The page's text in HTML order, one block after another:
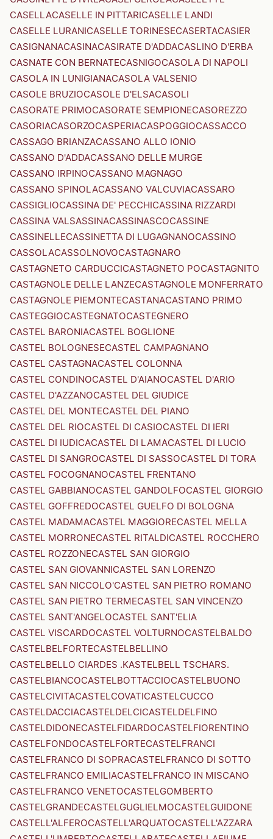
CASELLACASELLE IN PITTARICASELLE LANDI
CASELLE LURANICASELLE TORINESECASERTACASIER
CASIGNANACASINACASIRATE D'ADDACASLINO D'ERBA
CASNATE CON BERNATECASNIGOCASOLA DI NAPOLI
CASOLA IN LUNIGIANACASOLA VALSENIO
CASOLE BRUZIOCASOLE D'ELSACASOLI
CASORATE PRIMOCASORATE SEMPIONECASOREZZO
CASORIACASORZOCASPERIACASPOGGIOCASSACCO
CASSAGO BRIANZACASSANO ALLO IONIO
CASSANO D'ADDACASSANO DELLE MURGE
CASSANO IRPINOCASSANO MAGNAGO
CASSANO SPINOLACASSANO VALCUVIACASSARO
CASSIGLIOCASSINA DE' PECCHICASSINA RIZZARDI
CASSINA VALSASSINACASSINASCOCASSINE
CASSINELLECASSINETTA DI LUGAGNANOCASSINO
CASSOLACASSOLNOVOCASTAGNARO
CASTAGNETO CARDUCCICASTAGNETO POCASTAGNITO
CASTAGNOLE DELLE LANZECASTAGNOLE MONFERRATO
CASTAGNOLE PIEMONTECASTANACASTANO PRIMO
CASTEGGIOCASTEGNATOCASTEGNERO
CASTEL BARONIACASTEL BOGLIONE
CASTEL BOLOGNESECASTEL CAMPAGNANO
CASTEL CASTAGNACASTEL COLONNA
CASTEL CONDINOCASTEL D'AIANOCASTEL D'ARIO
CASTEL D'AZZANOCASTEL DEL GIUDICE
CASTEL DEL MONTECASTEL DEL PIANO
CASTEL DEL RIOCASTEL DI CASIOCASTEL DI IERI
CASTEL DI IUDICACASTEL DI LAMACASTEL DI LUCIO
CASTEL DI SANGROCASTEL DI SASSOCASTEL DI TORA
CASTEL FOCOGNANOCASTEL FRENTANO
CASTEL GABBIANOCASTEL GANDOLFOCASTEL GIORGIO
CASTEL GOFFREDOCASTEL GUELFO DI BOLOGNA
CASTEL MADAMACASTEL MAGGIORECASTEL MELLA
CASTEL MORRONECASTEL RITALDICASTEL ROCCHERO
CASTEL ROZZONECASTEL SAN GIORGIO
CASTEL SAN GIOVANNICASTEL SAN LORENZO
CASTEL SAN NICCOLO'CASTEL SAN PIETRO ROMANO
CASTEL SAN PIETRO TERMECASTEL SAN VINCENZO
CASTEL SANT'ANGELOCASTEL SANT'ELIA
CASTEL VISCARDOCASTEL VOLTURNOCASTELBALDO
CASTELBELFORTECASTELBELLINO
CASTELBELLO CIARDES .KASTELBELL TSCHARS.
CASTELBIANCOCASTELBOTTACCIOCASTELBUONO
CASTELCIVITACASTELCOVATICASTELCUCCO
CASTELDACCIACASTELDELCICASTELDELFINO
CASTELDIDONECASTELFIDARDOCASTELFIORENTINO
CASTELFONDOCASTELFORTECASTELFRANCI
CASTELFRANCO DI SOPRACASTELFRANCO DI SOTTO
CASTELFRANCO EMILIACASTELFRANCO IN MISCANO
CASTELFRANCO VENETOCASTELGOMBERTO
CASTELGRANDECASTELGUGLIELMOCASTELGUIDONE
CASTELL'ALFEROCASTELL'ARQUATOCASTELL'AZZARA